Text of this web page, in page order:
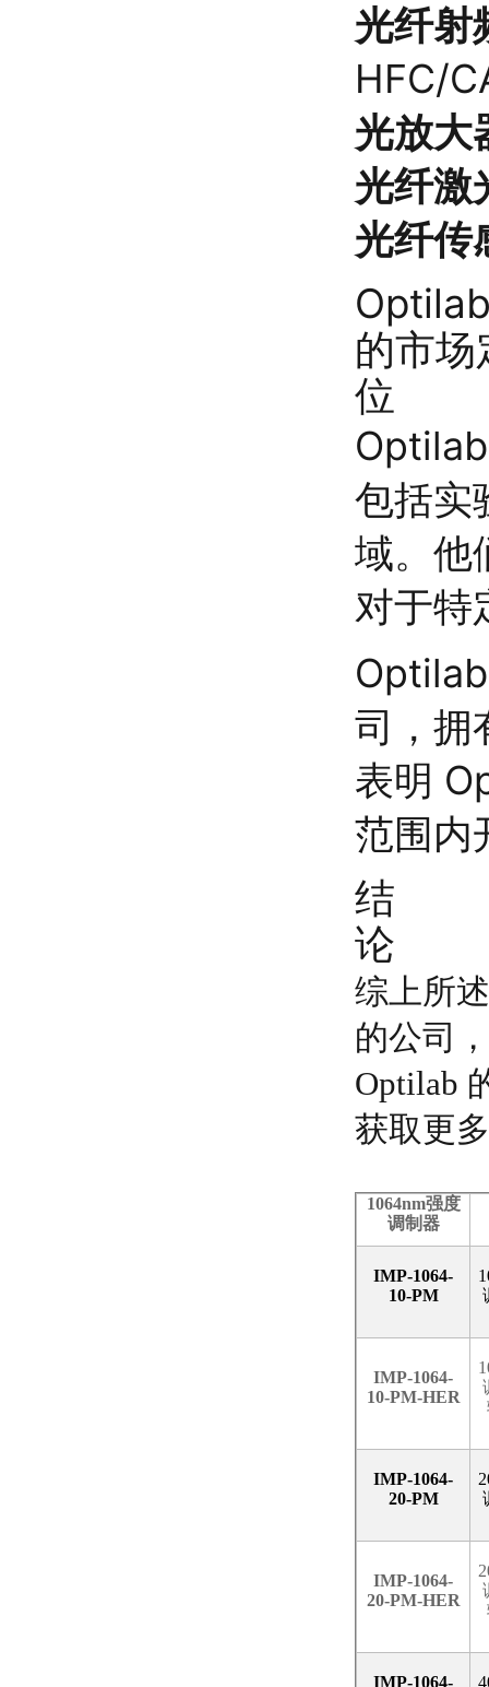
光纤射
HFC/
光放大
光纤激
光纤传
的市场
位
包括实
域。他
对于特
司，拥
表明
范围内
结
论
综上所
的公司
Optilab
获取更
1064nm强度
调制器
IMP-1064-
10-PM
IMP-1064-
10-PM-HER
IMP-1064-
20-PM
IMP-1064-
20-PM-HER
IMP-1064-